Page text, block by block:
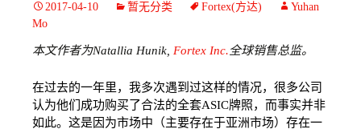
2017-04-10 暂无分类 Fortex(方达)
Yuhan
Mo
本文作者为Natallia Hunik, Fortex Inc.全球销售总监。
在过去的一年里，我多次遇到过这样的情况，很多公司
认为他们成功购买了合法的全套ASIC牌照，而事实并非
如此。这是因为市场中（主要存在于亚洲市场）存在一